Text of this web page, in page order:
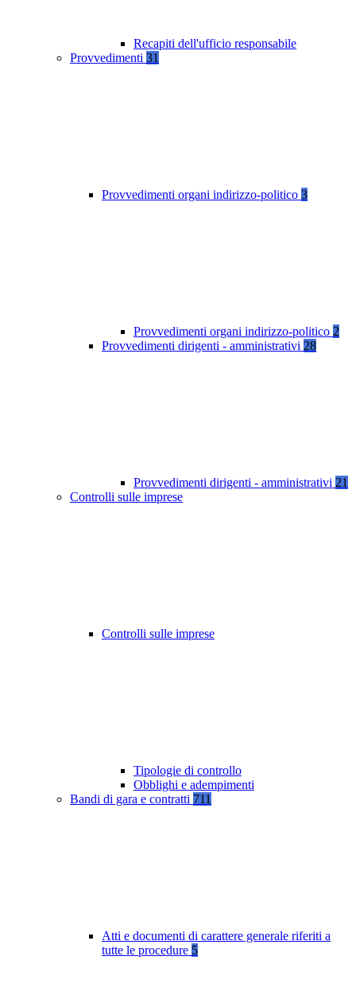
Recapiti dell'ufficio responsabile
Provvedimenti 31
Provvedimenti organi indirizzo-politico 3
Provvedimenti organi indirizzo-politico 2
Provvedimenti dirigenti - amministrativi 28
Provvedimenti dirigenti - amministrativi 21
Controlli sulle imprese
Controlli sulle imprese
Tipologie di controllo
Obblighi e adempimenti
Bandi di gara e contratti 711
Atti e documenti di carattere generale riferiti a
tutte le procedure 5